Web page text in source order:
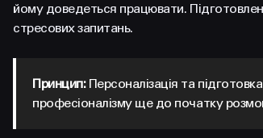
йому доведеться працювати.
стресових запитань.
Принцип:Персоналізація та
професіоналізму ще до початку